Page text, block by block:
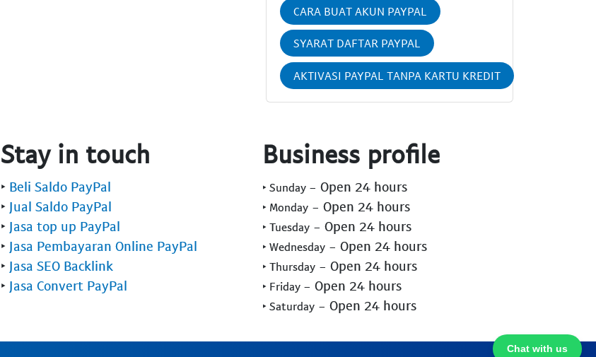
CARA BUAT AKUN PAYPAL
SYARAT DAFTAR PAYPAL
AKTIVASI PAYPAL TANPA KARTU KREDIT
Chat with us
Stay in touch
‣ Beli Saldo PayPal
‣ Jual Saldo PayPal
‣ Jasa top up PayPal
‣ Jasa Pembayaran Online PayPal
‣ Jasa SEO Backlink
‣ Jasa Convert PayPal
Business profile
‣ Sunday - Open 24 hours
‣ Monday - Open 24 hours
‣ Tuesday - Open 24 hours
‣ Wednesday - Open 24 hours
‣ Thursday - Open 24 hours
‣ Friday - Open 24 hours
‣ Saturday - Open 24 hours